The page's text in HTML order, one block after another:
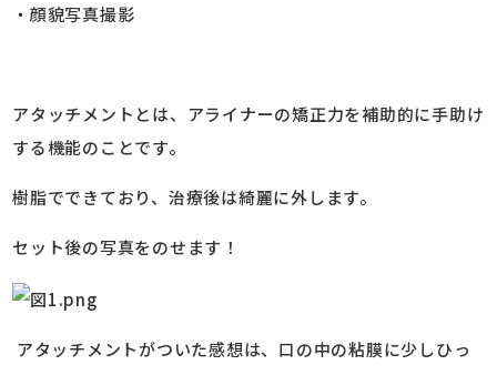
・顔貌写真撮影
アタッチメントとは、アライナーの矯正力を補助的に手助け
する機能のことです。
樹脂でできており、治療後は綺麗に外します。
セット後の写真をのせます！
アタッチメントがついた感想は、口の中の粘膜に少しひっ